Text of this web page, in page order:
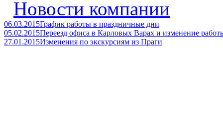
Новости компании
06.03.2015График работы в праздничные дни
05.02.2015Переезд офиса в Карловых Варах и изменение
27.01.2015Изменения по экскурсиям из Праги